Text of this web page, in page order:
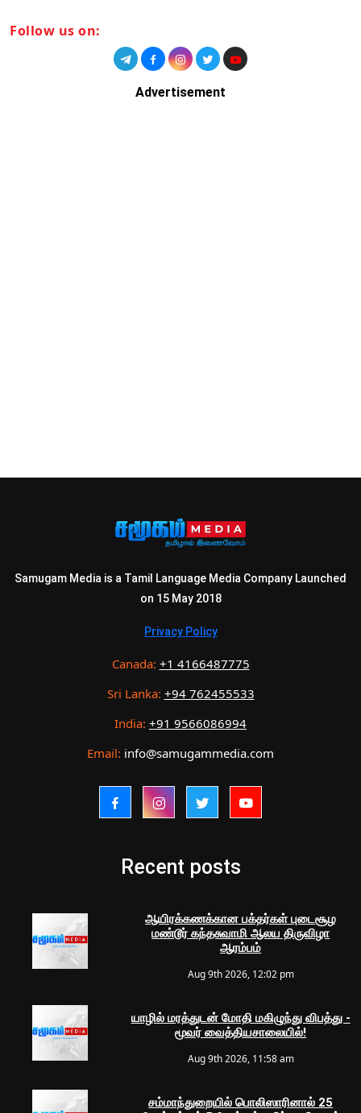
Follow us on:
Advertisement
Samugam Media is a Tamil Language Media Company Launched
on 15 May 2018
Privacy Policy
Canada: +1 4166487775
Sri Lanka: +94 762455533
India: +91 9566086994
Email: info@samugammedia.com
Recent posts
ஆயிரக்கணக்கான பக்தர்கள் புடைசூழ
மண்டூர் கந்தசுவாமி ஆலய திருவிழா
ஆரம்பம்
Aug 9th 2026, 12:02 pm
யாழில் மரத்துடன் மோதி மகிழுந்து விபத்து -
மூவர் வைத்தியசாலையில்!
Aug 9th 2026, 11:58 am
சம்மாந்துறையில் பொலிஸாரினால் 25